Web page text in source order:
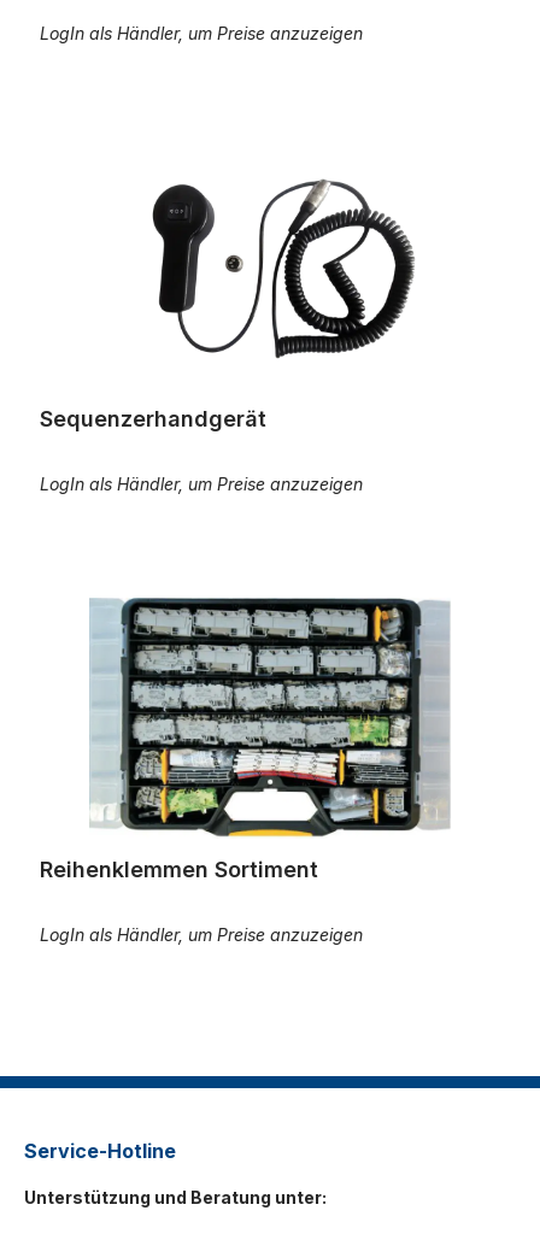
LogIn als Händler, um Preise anzuzeigen
Sequenzerhandgerät
LogIn als Händler, um Preise anzuzeigen
Reihenklemmen Sortiment
LogIn als Händler, um Preise anzuzeigen
Service-Hotline
Unterstützung und Beratung unter: